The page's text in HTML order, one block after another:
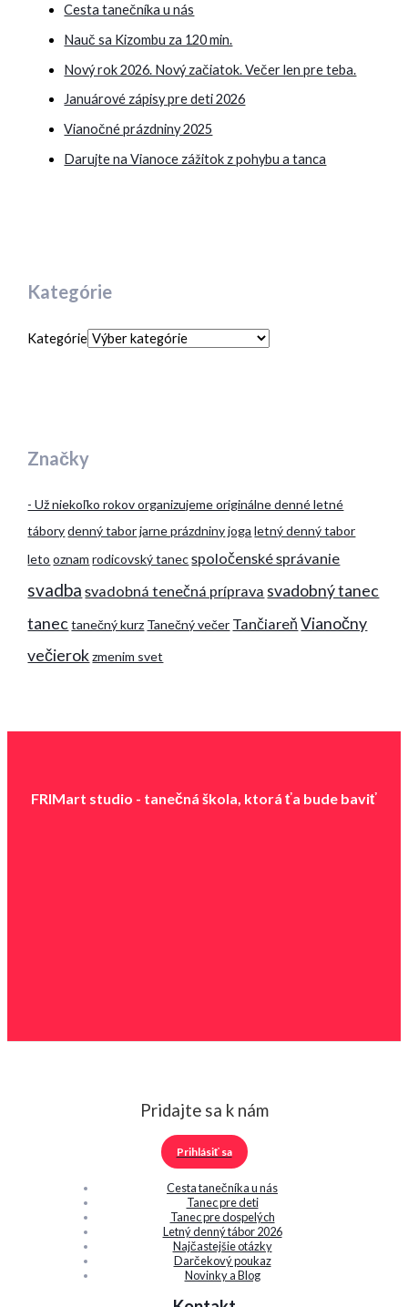
Cesta tanečníka u nás
Nauč sa Kizombu za 120 min.
Nový rok 2026. Nový začiatok. Večer len pre teba.
Januárové zápisy pre deti 2026
Vianočné prázdniny 2025
Darujte na Vianoce zážitok z pohybu a tanca
Kategórie
Kategórie
Značky
- Už niekoľko rokov organizujeme originálne denné letné
tábory denný tabor jarne prázdniny joga letný denný tabor
leto oznam rodicovský tanec spoločenské správanie
svadba svadobná tenečná príprava svadobný tanec
tanec tanečný kurz Tanečný večer Tančiareň Vianočny
večierok zmenim svet
FRIMart studio - tanečná škola, ktorá ťa bude baviť
Pridajte sa k nám
Prihlásiť sa
Cesta tanečníka u nás
Tanec pre deti
Tanec pre dospelých
Letný denný tábor 2026
Najčastejšie otázky
Darčekový poukaz
Novinky a Blog